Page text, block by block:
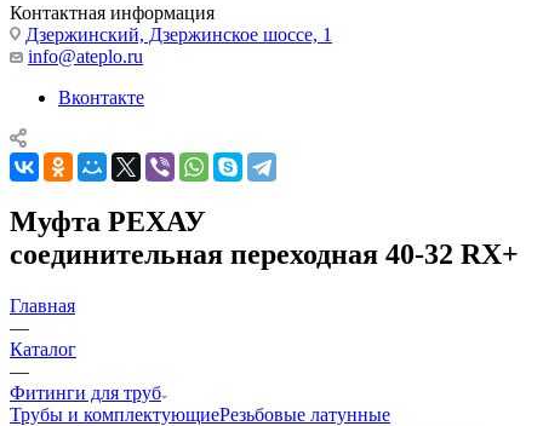
Контактная информация
Дзержинский, Дзержинское шоссе, 1
info@ateplo.ru
Вконтакте
Муфта РЕХАУ
соединительная переходная 40-32 RX+
Главная
—
Каталог
—
Фитинги для труб
Трубы и комплектующиеРезьбовые латунные